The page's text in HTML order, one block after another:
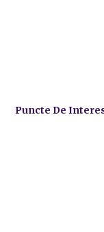
Puncte De